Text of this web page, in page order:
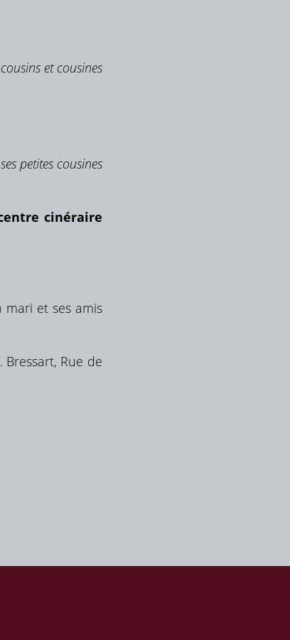
et cousines
ses petites cousines
cinéraire
et ses amis
Bressart, Rue de